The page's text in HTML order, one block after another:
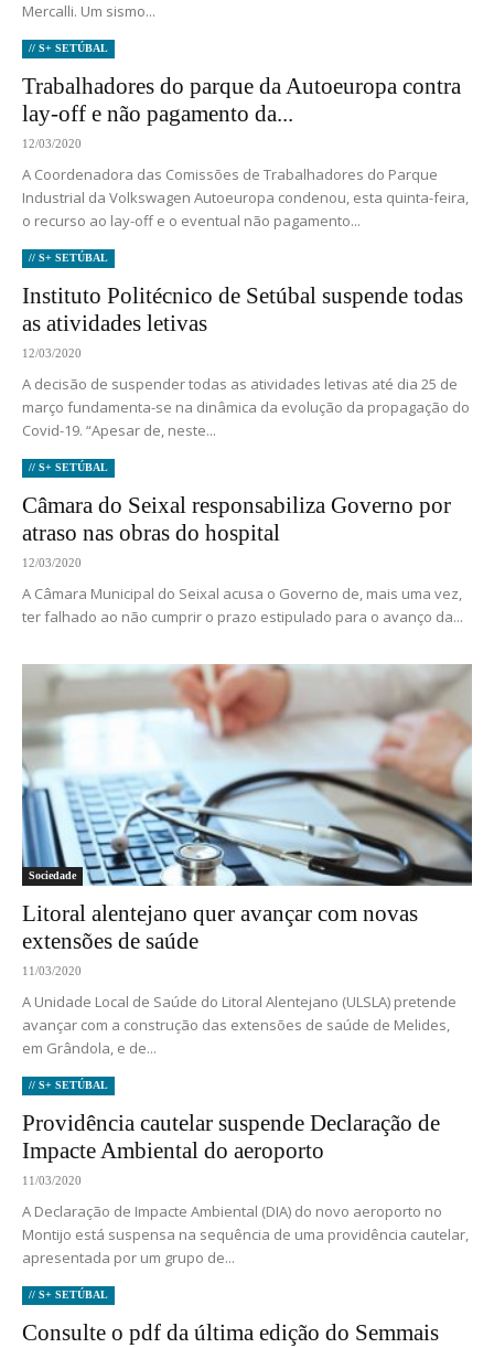
Mercalli. Um sismo...
// S+ SETÚBAL
Trabalhadores do parque da Autoeuropa contra
lay-off e não pagamento da...
12/03/2020
A Coordenadora das Comissões de Trabalhadores do Parque
Industrial da Volkswagen Autoeuropa condenou, esta quinta-feira,
o recurso ao lay-off e o eventual não pagamento...
// S+ SETÚBAL
Instituto Politécnico de Setúbal suspende todas
as atividades letivas
12/03/2020
A decisão de suspender todas as atividades letivas até dia 25 de
março fundamenta-se na dinâmica da evolução da propagação do
Covid-19. “Apesar de, neste...
// S+ SETÚBAL
Câmara do Seixal responsabiliza Governo por
atraso nas obras do hospital
12/03/2020
A Câmara Municipal do Seixal acusa o Governo de, mais uma vez,
ter falhado ao não cumprir o prazo estipulado para o avanço da...
Sociedade
Litoral alentejano quer avançar com novas
extensões de saúde
11/03/2020
A Unidade Local de Saúde do Litoral Alentejano (ULSLA) pretende
avançar com a construção das extensões de saúde de Melides,
em Grândola, e de...
// S+ SETÚBAL
Providência cautelar suspende Declaração de
Impacte Ambiental do aeroporto
11/03/2020
A Declaração de Impacte Ambiental (DIA) do novo aeroporto no
Montijo está suspensa na sequência de uma providência cautelar,
apresentada por um grupo de...
// S+ SETÚBAL
Consulte o pdf da última edição do Semmais